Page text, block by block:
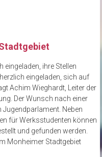
eingeladen, ihre Stellen
eingeladen, sich auf
Achim Wieghardt, Leiter der
Der Wunsch nach einer
Neben
für Werksstudenten können
und gefunden werden.
Monheimer Stadtgebiet